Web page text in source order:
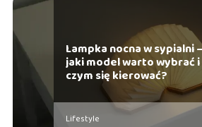
Lampka nocna w sypialni
jaki model warto wybrać i
czym się kierować?
Lifestyle